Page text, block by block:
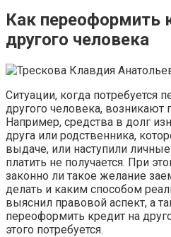
Как переоформить
другого человека
Ситуации, когда потребуется
другого человека, возникают
Например, средства в долг
друга или родственника,
выдаче, или наступили личные
платить не получается. При
законно ли такое желание
делать и каким способом
выяснил правовой аспект, а
переоформить кредит на
этого потребуется.